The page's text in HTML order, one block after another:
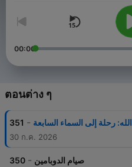
00:00
ตอนต่าง ๆ
351 - رحلة إلى السماء السابعة
30 ก.ค. 2026
350 - صيام الدوبامين